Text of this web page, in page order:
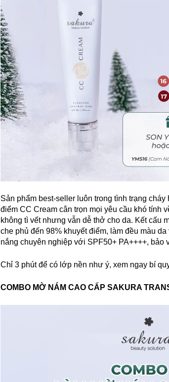
Sản phẩm best-seller luôn trong tình trạng
điểm CC Cream cân trọn mọi yêu cầu khó tính
không tì vết nhưng vẫn dễ thở cho da. Kết cấu
che phủ đến 98% khuyết điểm, làm đều màu
nắng chuyên nghiệp với SPF50+ PA++++, bảo
Chỉ 3 phút để có lớp nền như ý, xem ngay bí
COMBO MỜ NÁM CAO CẤP SAKURA